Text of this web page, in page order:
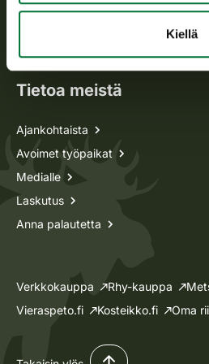
Kiellä
Tietoa meistä
Ajankohtaista
Avoimet työpaikat
Medialle
Laskutus
Anna palautetta
Verkkokauppa Rhy-kauppa
Vieraspeto.fi
Kosteikko.fi Oma